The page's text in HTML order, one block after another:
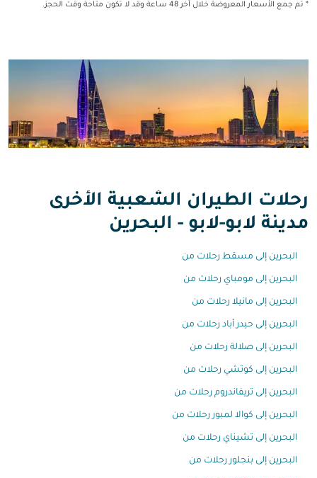
* تم جمع الأسعار المعروضة خلال آخر 48 ساعة وقد لا تكون متاحة وقت الحجز.
رحلات الطيران الشعبية الأخرى
مدينة لابو-لابو - البحرين
البحرين إلى مسقط رحلات من
البحرين إلى مومباي رحلات من
البحرين إلى مانيلا رحلات من
البحرين إلى حيدر أباد رحلات من
البحرين إلى صلالة رحلات من
البحرين إلى كوتشي رحلات من
البحرين إلى تريفاندروم رحلات من
البحرين إلى كوالا لمبور رحلات من
البحرين إلى تشيناي رحلات من
البحرين إلى بنجلور رحلات من